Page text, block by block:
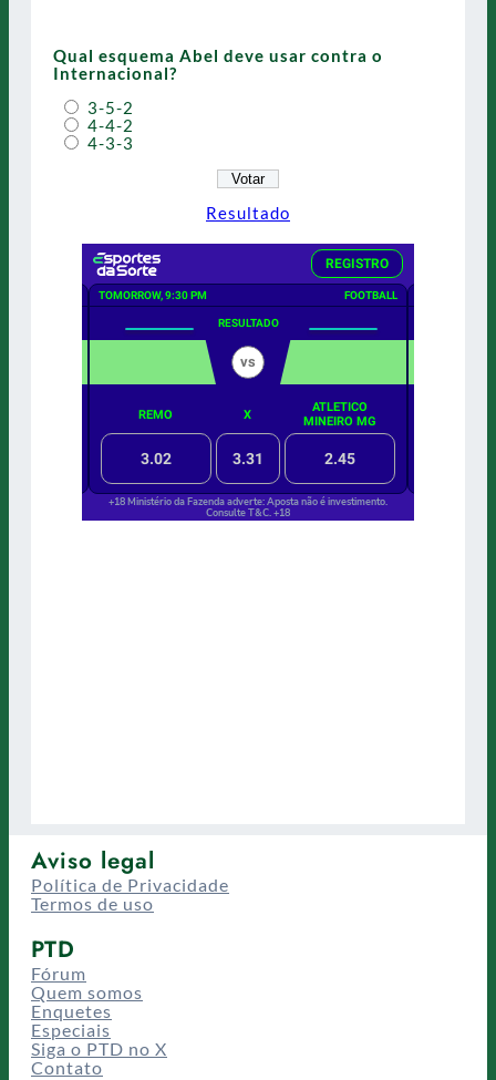
Qual esquema Abel deve usar contra o
Internacional?
3-5-2
4-4-2
4-3-3
Resultado
Aviso legal
Política de Privacidade
Termos de uso
PTD
Fórum
Quem somos
Enquetes
Especiais
Siga o PTD no X
Contato